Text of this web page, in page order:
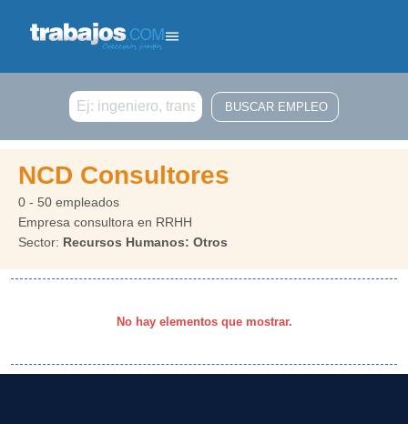
Buscar
NCD Consultores
0 - 50 empleados
Empresa consultora en RRHH
Sector: Recursos Humanos: Otros
No hay elementos que mostrar.